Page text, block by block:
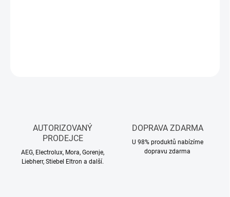
AUTORIZOVANÝ
PRODEJCE
AEG, Electrolux, Mora, Gorenje,
Liebherr, Stiebel Eltron a další.
DOPRAVA ZDARMA
U 98% produktů nabízíme
dopravu zdarma